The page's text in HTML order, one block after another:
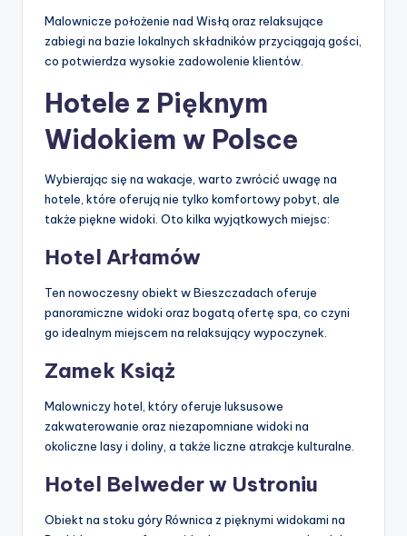
Malownicze położenie nad Wisłą oraz relaksujące
zabiegi na bazie lokalnych składników przyciągają gości,
co potwierdza wysokie zadowolenie klientów.
Hotele z Pięknym
Widokiem w Polsce
Wybierając się na wakacje, warto zwrócić uwagę na
hotele, które oferują nie tylko komfortowy pobyt, ale
także piękne widoki. Oto kilka wyjątkowych miejsc:
Hotel Arłamów
Ten nowoczesny obiekt w Bieszczadach oferuje
panoramiczne widoki oraz bogatą ofertę spa, co czyni
go idealnym miejscem na relaksujący wypoczynek.
Zamek Książ
Malowniczy hotel, który oferuje luksusowe
zakwaterowanie oraz niezapomniane widoki na
okoliczne lasy i doliny, a także liczne atrakcje kulturalne.
Hotel Belweder w Ustroniu
Obiekt na stoku góry Równica z pięknymi widokami na